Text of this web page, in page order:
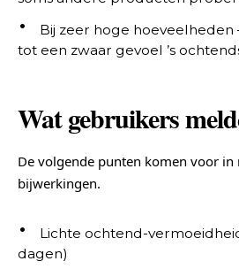
Bij zeer hoge
tot een zwaar gevoel ’s
Wat gebruikers
De volgende punten komen voor
bijwerkingen.
Lichte ochtend-
dagen)